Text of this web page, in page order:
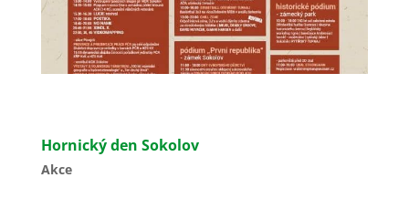
Hornický den Sokolov
Akce